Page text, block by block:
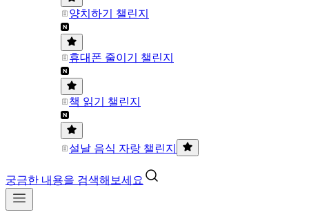
양치하기 챌린지
휴대폰 줄이기 챌린지
책 읽기 챌린지
설날 음식 자랑 챌린지
궁금한 내용을 검색해보세요